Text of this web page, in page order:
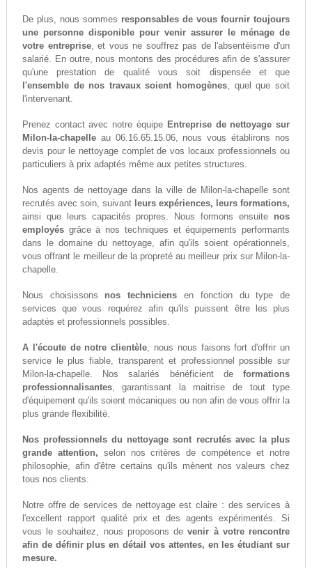
De plus, nous sommes responsables de vous fournir toujours
une personne disponible pour venir assurer le ménage de
votre entreprise, et vous ne souffrez pas de l'absentéisme d'un
salarié. En outre, nous montons des procédures afin de s'assurer
qu'une prestation de qualité vous soit dispensée et que
l'ensemble de nos travaux soient homogènes, quel que soit
l'intervenant.
Prenez contact avec notre équipe Entreprise de nettoyage sur
Milon-la-chapelleau 06.16.65.15.06, nous vous établirons nos
devis pour le nettoyage complet de vos locaux professionnels ou
particuliers à prix adaptés même aux petites structures.
Nos agents de nettoyage dans la ville de Milon-la-chapelle sont
recrutés avec soin, suivant leurs expériences, leurs formations,
ainsi que leurs capacités propres. Nous formons ensuite nos
employésgrâce à nos techniques et équipements performants
dans le domaine du nettoyage, afin qu'ils soient opérationnels,
vous offrant le meilleur de la propreté au meilleur prix sur Milon-la-
chapelle.
Nous choisissons nos techniciens en fonction du type de
services que vous requérez afin qu'ils puissent être les plus
adaptés et professionnels possibles.
A l'écoute de notre clientèle, nous nous faisons fort d'offrir un
service le plus fiable, transparent et professionnel possible sur
Milon-la-chapelle. Nos salariés bénéficient deformations
professionnalisantes, garantissant la maitrise de tout type
d'équipement qu'ils soient mécaniques ou non afin de vous offrir la
plus grande flexibilité.
Nos professionnels du nettoyage sont recrutés avec la plus
grande attention, selon nos critères de compétence et notre
philosophie, afin d'être certains qu'ils mènent nos valeurs chez
tous nos clients.
Notre offre de services de nettoyage est claire : des services à
l'excellent rapport qualité prix et des agents expérimentés. Si
vous le souhaitez, nous proposons devenir à votre rencontre
afin de définir plus en détail vos attentes, en les étudiant sur
mesure.